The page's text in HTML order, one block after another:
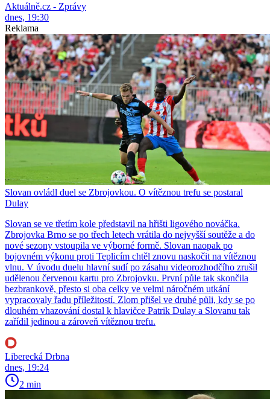
Aktuálně.cz - Zprávy
dnes, 19:30
Reklama
Slovan ovládl duel se Zbrojovkou. O vítěznou trefu se postaral
Dulay
Slovan se ve třetím kole představil na hřišti ligového nováčka.
Zbrojovka Brno se po třech letech vrátila do nejvyšší soutěže a do
nové sezony vstoupila ve výborné formě. Slovan naopak po
bojovném výkonu proti Teplicím chtěl znovu naskočit na vítěznou
vlnu. V úvodu duelu hlavní sudí po zásahu videorozhodčího zrušil
udělenou červenou kartu pro Zbrojovku. První půle tak skončila
bezbrankově, přesto si oba celky ve velmi náročném utkání
vypracovaly řadu příležitostí. Zlom přišel ve druhé půli, kdy se po
dlouhém vhazování dostal k hlavičce Patrik Dulay a Slovanu tak
zařídil jedinou a zároveň vítěznou trefu.
Liberecká Drbna
dnes, 19:24
2 min